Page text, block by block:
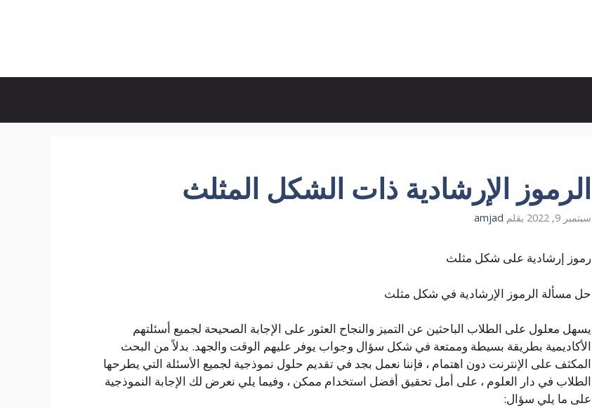
الرموز الإرشادية ذات الشكل المثلث
سبتمبر 9, 2022 بقلم amjad
رموز إرشادية على شكل مثلث
حل مسألة الرموز الإرشادية في شكل مثلث
يسهل معلول على الطلاب الباحثين عن التميز والنجاح العثور على الإجابة الصحيحة لجميع أسئلتهم
الأكاديمية بطريقة بسيطة وممتعة في شكل سؤال وجواب يوفر عليهم الوقت والجهد. بدلاً من البحث
المكثف على الإنترنت دون اهتمام ، فإننا نعمل بجد في تقديم حلول نموذجية لجميع الأسئلة التي يطرحها
الطلاب في دار العلوم ، على أمل تحقيق أفضل استخدام ممكن ، وفيما يلي نعرض لك الإجابة النموذجية
على ما يلي سؤال: